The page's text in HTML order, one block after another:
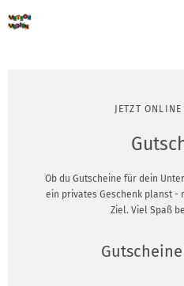
JETZT
Ob du Gutscheine für dein
ein privates Geschenk planst -
Ziel. Viel Spaß